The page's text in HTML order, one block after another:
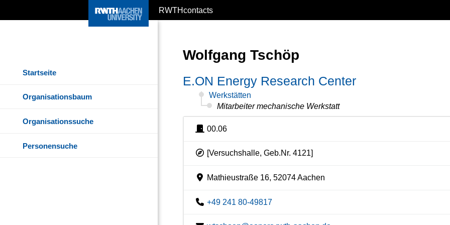
RWTHcontacts
Startseite
Organisationsbaum
Organisationssuche
Personensuche
Wolfgang Tschöp
E.ON Energy Research Center
Werkstätten
Mitarbeiter mechanische Werkstatt
00.06
[Versuchshalle, Geb.Nr. 4121]
Mathieustraße 16, 52074 Aachen
+49 241 80-49817